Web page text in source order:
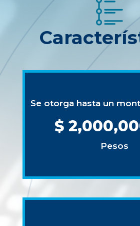
Se otorga hasta un
$
Pesos